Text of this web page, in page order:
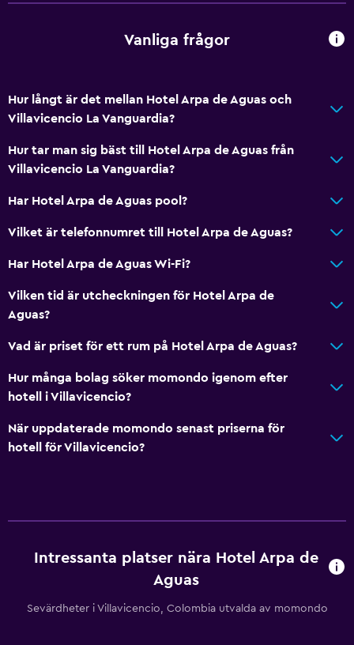
Vanliga frågor
Hur långt är det mellan Hotel Arpa de Aguas och
Villavicencio La Vanguardia?
Hur tar man sig bäst till Hotel Arpa de Aguas från
Villavicencio La Vanguardia?
Har Hotel Arpa de Aguas pool?
Vilket är telefonnumret till Hotel Arpa de Aguas?
Har Hotel Arpa de Aguas Wi-Fi?
Vilken tid är utcheckningen för Hotel Arpa de
Aguas?
Vad är priset för ett rum på Hotel Arpa de Aguas?
Hur många bolag söker momondo igenom efter
hotell i Villavicencio?
När uppdaterade momondo senast priserna för
hotell för Villavicencio?
Intressanta platser nära Hotel Arpa de
Aguas
Sevärdheter i Villavicencio, Colombia utvalda av momondo